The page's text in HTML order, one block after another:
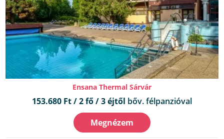
Ensana Thermal Sárvár
153.680 Ft / 2 fő / 3 éjtől bőv. félpanzióval
Megnézem